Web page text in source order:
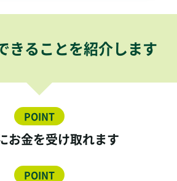
きることを紹介します
POINT
お金を受け取れます
POINT